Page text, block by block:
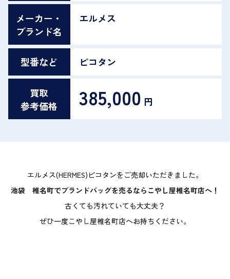
メーカー・
ブランド名
エルメス
型番など ピコタン
買取
参考価格
385,000 円
エルメス(HERMES)ピコタンをご売却いただきました。
池袋 椎名町でブランドバッグを売るならこやし屋椎名町店へ！
古くても汚れていても大丈夫？
ぜひ一度こやし屋椎名町店へお持ちください。